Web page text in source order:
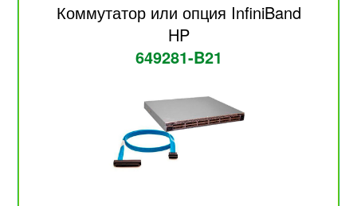
Коммутатор или опция InfiniBand
HP
649281-B21